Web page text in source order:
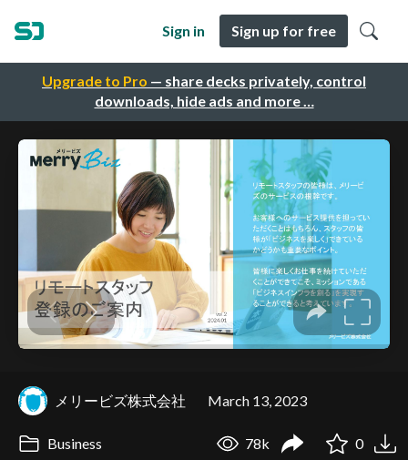
Upgrade to Pro — share decks privately, control
downloads, hide ads and more …
Sign in Sign up for free
メリービズ株式会社 March 13, 2023
Business 78k 0